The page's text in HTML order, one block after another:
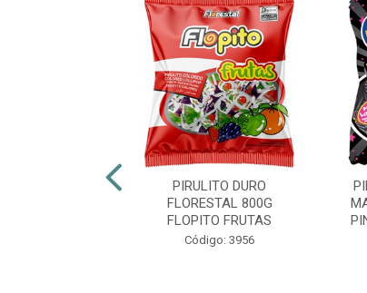
PIRULITO DURO
FLORESTAL 800G
FLOPITO FRUTAS
Código: 3956